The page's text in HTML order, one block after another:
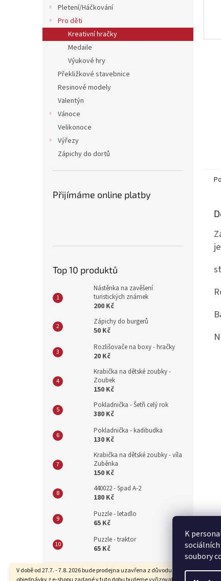
K
soubory
V době od 27.7. - 7.8. 2026 bude prodejna uzavřena z důvodu dovolené. Také
Pletení/Háčkování
Pro děti
Kreativní hračky
Medaile
Výukové hry
Překližkové stavebnice
Resinové modely
Valentýn
Vánoce
Velikonoce
Výřezy
Zápichy do dortů
Přijímáme online platby
Top 10 produktů
Nástěnka na zavěšení
turistických známek
200 Kč
Zápichy do burgerů
50 Kč
Rozlišovače na boxy - hračky
20 Kč
Krabička na dětské zoubky -
Zoubek
150 Kč
Pokladnička - Šetři celý rok
380 Kč
Pokladnička - kadibudka
130 Kč
Krabička na dětské zoubky - víla
Zuběnka
150 Kč
440022 - Spad A-2
180 Kč
Puzzle - letadlo
65 Kč
Puzzle - traktor
65 Kč